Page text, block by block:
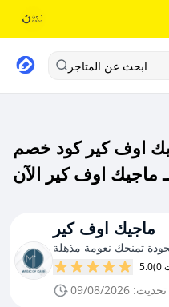
ابحث عن المتاجر
اوف كير كود خصم
ماجيك اوف كير
تمنحك نعومة مذهلة
5.0
09/08/2026